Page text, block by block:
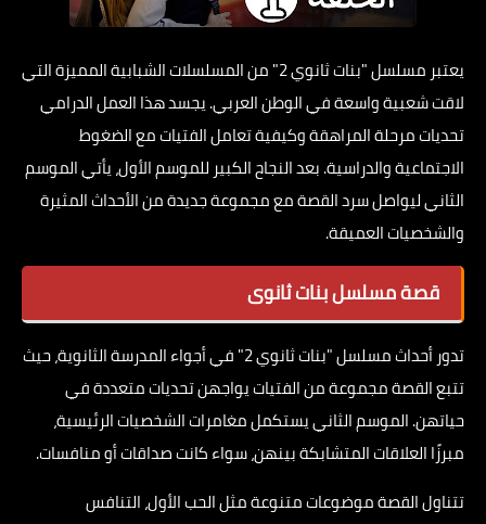
يعتبر مسلسل "بنات ثانوي 2" من المسلسلات الشبابية المميزة التي
لاقت شعبية واسعة في الوطن العربي. يجسد هذا العمل الدرامي
تحديات مرحلة المراهقة وكيفية تعامل الفتيات مع الضغوط
الاجتماعية والدراسية. بعد النجاح الكبير للموسم الأول، يأتي الموسم
الثاني ليواصل سرد القصة مع مجموعة جديدة من الأحداث المثيرة
والشخصيات العميقة.
قصة مسلسل بنات ثانوى
تدور أحداث مسلسل "بنات ثانوي 2" في أجواء المدرسة الثانوية، حيث
تتبع القصة مجموعة من الفتيات يواجهن تحديات متعددة في
حياتهن. الموسم الثاني يستكمل مغامرات الشخصيات الرئيسية،
مبرزًا العلاقات المتشابكة بينهن، سواء كانت صداقات أو منافسات.
تتناول القصة موضوعات متنوعة مثل الحب الأول، التنافس